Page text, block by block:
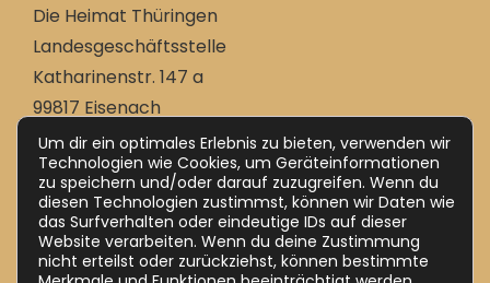
Die Heimat Thüringen
Landesgeschäftsstelle
Katharinenstr. 147 a
99817 Eisenach
Deutsch
Um dir ein optimales Erlebnis zu bieten, verwenden wir
Technologien wie Cookies, um Geräteinformationen
zu speichern und/oder darauf zuzugreifen. Wenn du
diesen Technologien zustimmst, können wir Daten wie
das Surfverhalten oder eindeutige IDs auf dieser
Website verarbeiten. Wenn du deine Zustimmung
nicht erteilst oder zurückziehst, können bestimmte